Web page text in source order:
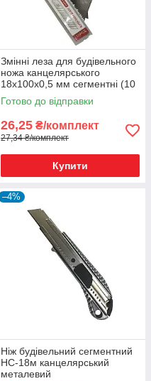
Змінні леза для будівельного
ножа канцелярського
18х100х0,5 мм сегментні (10
шт.)
Готово до відправки
26,25 ₴/комплект
27,34 ₴/комплект
Купити
–4%
Ніж будівельний сегментний
НС-18м канцелярський
металевий